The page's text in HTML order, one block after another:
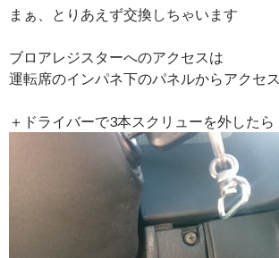
まぁ、とりあえず交換しちゃいます
ブロアレジスターへのアクセスは
運転席のインパネ下のパネルからアクセス
＋ドライバーで3本スクリューを外したら